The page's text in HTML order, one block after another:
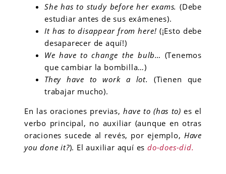
She has to study before her exams. (Debe
estudiar antes de sus exámenes).
It has to disappear from here! (¡Esto debe
desaparecer de aquí!)
We have to change the bulb… (Tenemos
que cambiar la bombilla…)
They have to work a lot.
(Tienen que
trabajar mucho).
En las oraciones previas,have to (has to) es el
verbo principal, no auxiliar (aunque en otras
oraciones sucede al revés, por ejemplo, Have
you done it?). El auxiliar aquí esdo-does-did.